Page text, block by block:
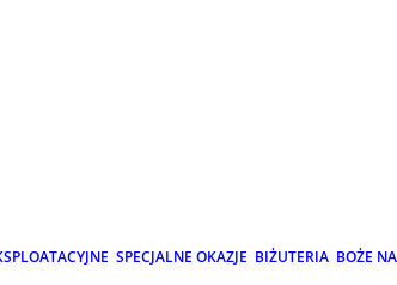
SPECJALNE OKAZJE BIŻUTERIA BOŻE